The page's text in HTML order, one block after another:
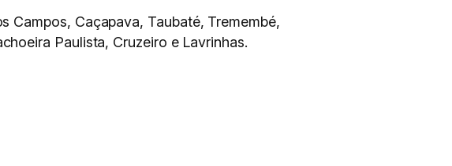
Campos, Caçapava, Taubaté, Tremembé,
Paulista, Cruzeiro e Lavrinhas.